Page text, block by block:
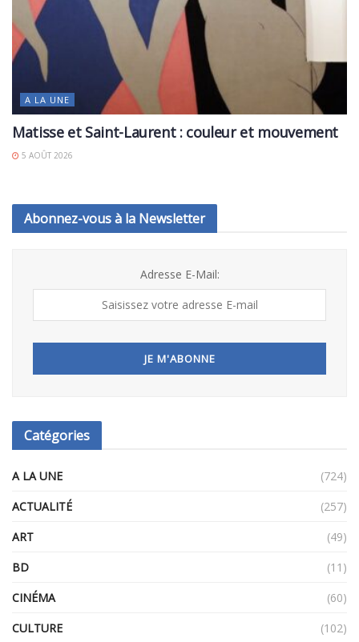
A LA UNE
Matisse et Saint-Laurent : couleur et mouvement
5 AOÛT 2026
Abonnez-vous à la Newsletter
Adresse E-Mail:
Catégories
A LA UNE
(724)
ACTUALITÉ
(257)
ART
(49)
BD
(11)
CINÉMA
(60)
CULTURE
(102)